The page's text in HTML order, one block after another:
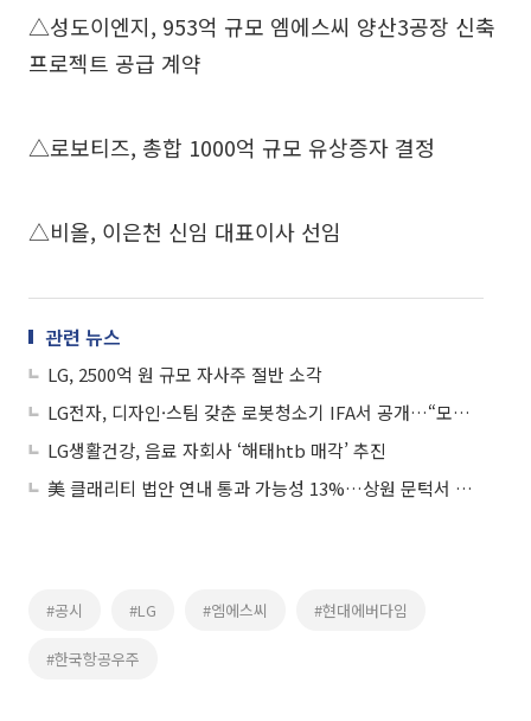
△성도이엔지, 953억 규모 엠에스씨 양산3공장 신축
프로젝트 공급 계약
△로보티즈, 총합 1000억 규모 유상증자 결정
△비올, 이은천 신임 대표이사 선임
관련 뉴스
LG, 2500억 원 규모 자사주 절반 소각
LG전자, 디자인·스팀 갖춘 로봇청소기 IFA서 공개…“모습 감추고 성능↑”
LG생활건강, 음료 자회사 ‘해태htb 매각’ 추진
美 클래리티 법안 연내 통과 가능성 13%…상원 문턱서 제동
#공시 #LG #엠에스씨 #현대에버다임
#한국항공우주